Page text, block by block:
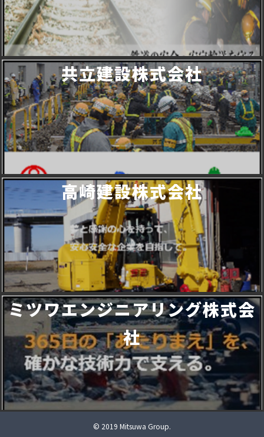
共立建設株式会社
高崎建設株式会社
ミツワエンジニアリング株式会
社
©️ 2019 Mitsuwa Group.